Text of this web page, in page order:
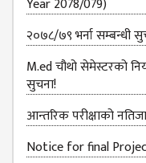
B.ED SECOND YEAR
B.ED THIRD YEAR
B.ED FOURTH YEAR
ONE YEAR B.ED
EDUCATION(M.ED)
२०७८/७९ भर्ना सम्बन्धी
M.ed चौथो सेमेस्टरको
सुचना!
आन्‍तरिक परीक्षाको
Notice for final